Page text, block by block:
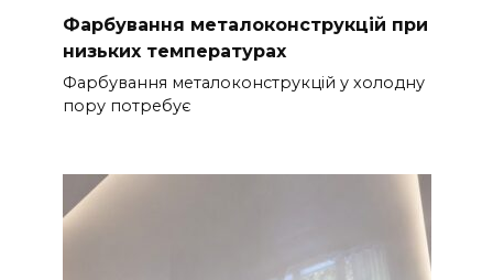
Фарбування металоконструкцій при
низьких температурах
Фарбування металоконструкцій у холодну
пору потребує